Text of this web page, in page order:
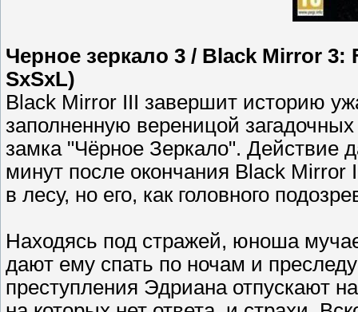
Черное зеркало 3 / Black Mirror 3:
SxSxL)
Black Mirror III завершит историю
заполненную вереницой
замка "Чёрное Зеркало". Действие
минут после окончания Black
в лесу, но его, как головного
Находясь под стражей, юноша
дают ему спать по ночам и
преступления Эдриана отпускают